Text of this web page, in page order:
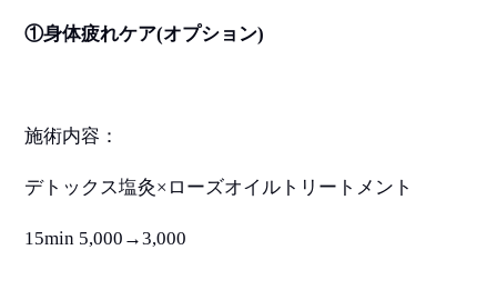
①身体疲れケア(オプション)
施術内容：
デトックス塩灸× ローズオイルトリートメント
15min 5,000→3,000